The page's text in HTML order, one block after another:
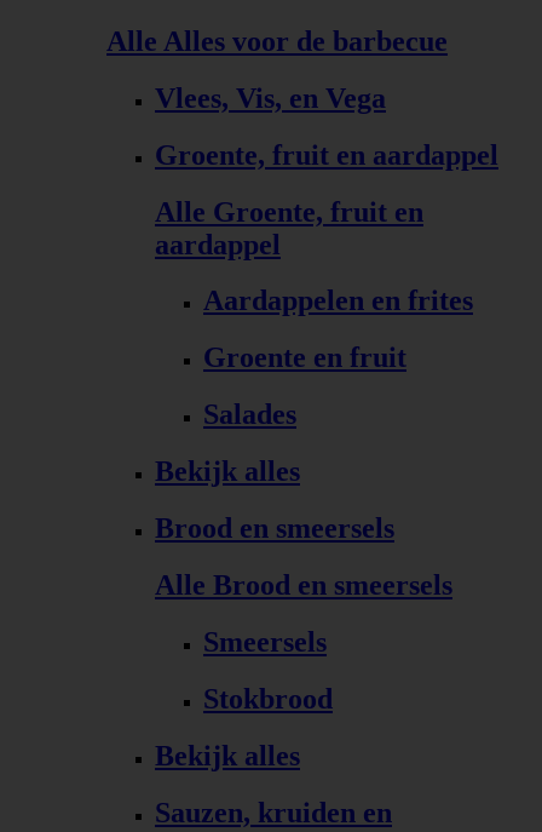
Alle Alles voor de barbecue
Vlees, Vis, en Vega
Groente, fruit en aardappel
Alle Groente, fruit en
aardappel
Aardappelen en frites
Groente en fruit
Salades
Bekijk alles
Brood en smeersels
Alle Brood en smeersels
Smeersels
Stokbrood
Bekijk alles
Sauzen, kruiden en